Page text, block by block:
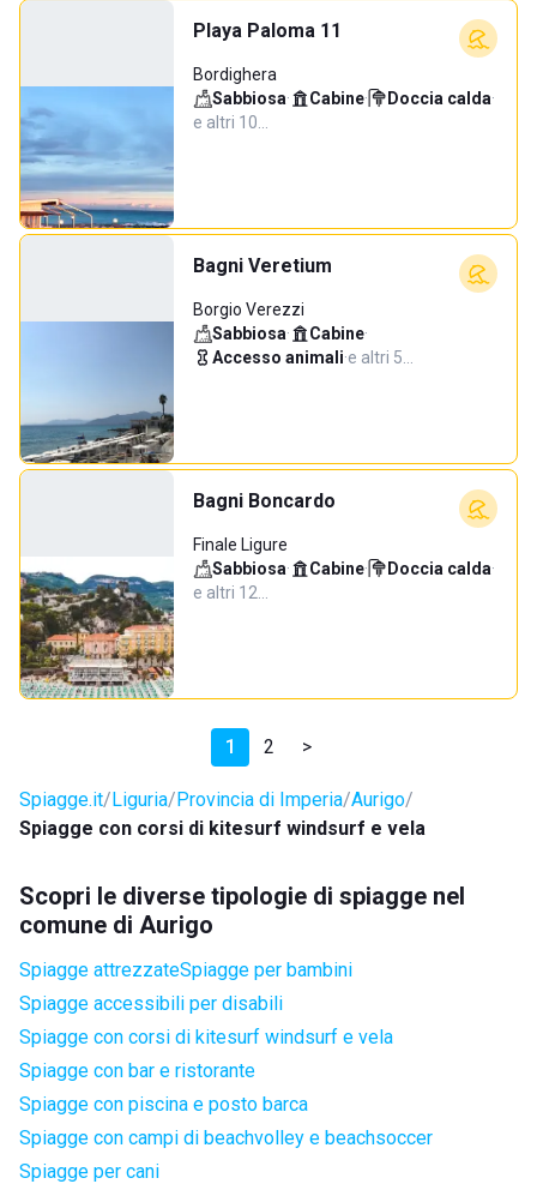
Playa Paloma 11
Bordighera
Sabbiosa· Cabine· Doccia calda·
e altri 10…
Bagni Veretium
Borgio Verezzi
Sabbiosa· Cabine·
Accesso animali·e altri 5…
Bagni Boncardo
Finale Ligure
Sabbiosa· Cabine· Doccia calda·
e altri 12…
1 2 >
Spiagge.it Liguria Provincia di Imperia Aurigo
Spiagge con corsi di kitesurf windsurf e vela
Scopri le diverse tipologie di spiagge nel
comune di Aurigo
Spiagge attrezzateSpiagge per bambini
Spiagge accessibili per disabili
Spiagge con corsi di kitesurf windsurf e vela
Spiagge con bar e ristorante
Spiagge con piscina e posto barca
Spiagge con campi di beachvolley e beachsoccer
Spiagge per cani